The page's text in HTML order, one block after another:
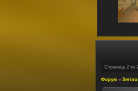
Страница 2 из
Форум »